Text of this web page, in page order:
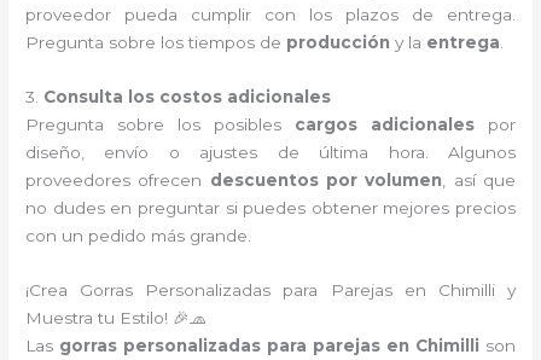
proveedor pueda cumplir con los plazos de entrega.
Pregunta sobre los tiempos de producción y la entrega
3. Consulta los costos adicionales
Pregunta sobre los posibles cargos adicionalespor
diseño, envío o ajustes de última hora. Algunos
proveedores ofrecen descuentos por volumen , así que
no dudes en preguntar si puedes obtener mejores precios
con un pedido más grande.
¡Crea Gorras Personalizadas para Parejas en Chimilli y
Muestra tu Estilo! 🎉🧢
Las gorras personalizadas para parejas en Chimilli son